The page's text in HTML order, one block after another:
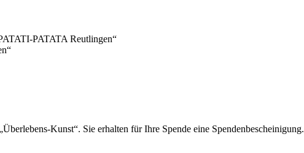
PATATA Reutlingen“
Kunst“. Sie erhalten für Ihre Spende eine Spendenbescheinigung.